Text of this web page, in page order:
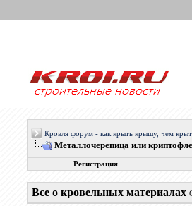
Кровля форум - как крыть крышу, чем
Металлочерепица или
Регистрация
Все о кровельных материалах